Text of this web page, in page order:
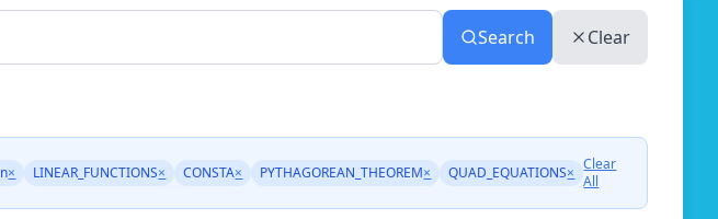
Search Clear
× LINEAR_FUNCTIONS× CONSTA× PYTHAGOREAN_THEOREM× QUAD_EQUATIONS× Clear
All